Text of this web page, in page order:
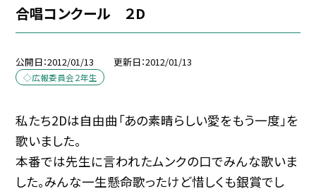
合唱コンクール ２D
公開日 2012/01/13 更新日 2012/01/13
◇広報委員会２年生
私たち2Dは自由曲「あの素晴らしい愛をもう一度」を
歌いました。
本番では先生に言われたムンクの口でみんな歌いま
した。みんな一生懸命歌ったけど惜しくも銀賞でし